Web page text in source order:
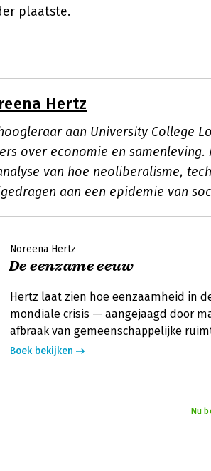
plaatste.
Hertz
aan University College
over economie en samenleving.
van hoe neoliberalisme,
aan een epidemie van
Noreena Hertz
De eenzame eeuw
Hertz laat zien hoe eenzaamheid in
mondiale crisis — aangejaagd door
afbraak van gemeenschappelijke
Boek bekijken
Nu